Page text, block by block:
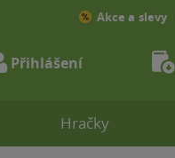
Hračky
Akce a slevy
Přihlášení